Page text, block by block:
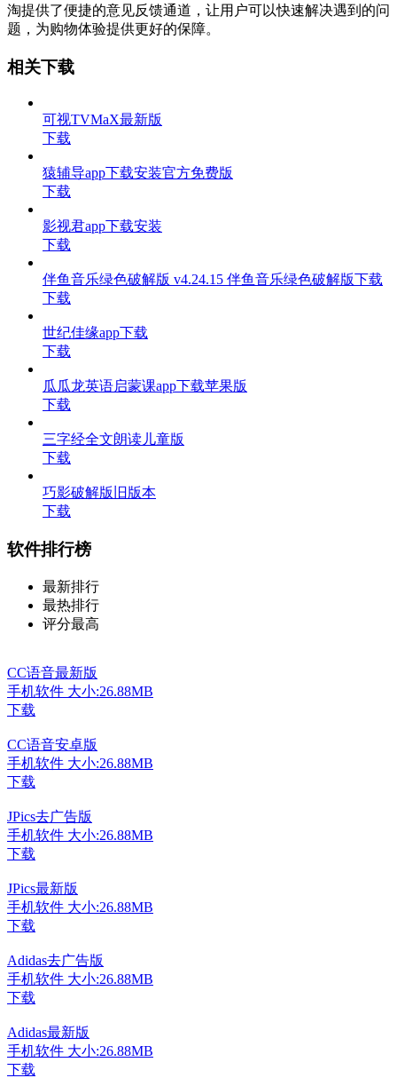
淘提供了便捷的意见反馈通道，让用户可以快速解决遇到的问
题，为购物体验提供更好的保障。
相关下载
可视TVMaX最新版
下载
猿辅导app下载安装官方免费版
下载
影视君app下载安装
下载
伴鱼音乐绿色破解版 v4.24.15 伴鱼音乐绿色破解版下载
下载
世纪佳缘app下载
下载
瓜瓜龙英语启蒙课app下载苹果版
下载
三字经全文朗读儿童版
下载
巧影破解版旧版本
下载
软件排行榜
最新排行
最热排行
评分最高
CC语音最新版
手机软件 大小:26.88MB
下载
CC语音安卓版
手机软件 大小:26.88MB
下载
JPics去广告版
手机软件 大小:26.88MB
下载
JPics最新版
手机软件 大小:26.88MB
下载
Adidas去广告版
手机软件 大小:26.88MB
下载
Adidas最新版
手机软件 大小:26.88MB
下载